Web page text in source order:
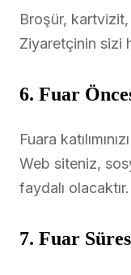
Broşür,
Ziyaretçinin sizi
6. Fuar
Fuara
Web siteniz,
faydalı olacaktır.
7. Fuar